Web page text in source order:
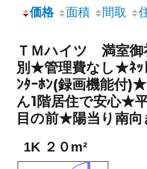
価格 面積 間取
ＴＭハイツ 満室御
別★管理費なし★ﾈ
ﾝﾀｰﾎﾝ(録画機能付
ん1階居住で安心★
目の前★陽当り南
1K ２０m²